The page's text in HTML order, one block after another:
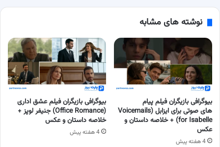
نوشته های مشابه
بیوگرافی بازیگران فیلم پیام
های صوتی برای ایزابل (Voicemails
for Isabelle) + خلاصه داستان و
عکس
4 هفته پیش
بیوگرافی بازیگران فیلم عشق اداری
(Office Romance) جنیفر لوپز +
خلاصه داستان و عکس
4 هفته پیش